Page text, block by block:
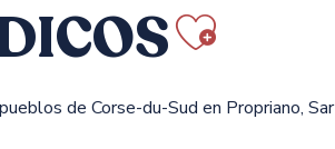
de Corse-du-Sud en Propriano,